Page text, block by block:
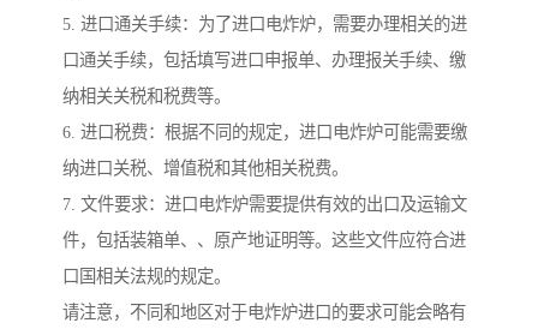
5. 进口通关手续：为了进口电炸炉，需要办理相关的进
口通关手续，包括填写进口申报单、办理报关手续、缴
纳相关关税和税费等。
6. 进口税费：根据不同的规定，进口电炸炉可能需要缴
纳进口关税、增值税和其他相关税费。
7. 文件要求：进口电炸炉需要提供有效的出口及运输文
件，包括装箱单、、原产地证明等。这些文件应符合进
口国相关法规的规定。
请注意，不同和地区对于电炸炉进口的要求可能会略有